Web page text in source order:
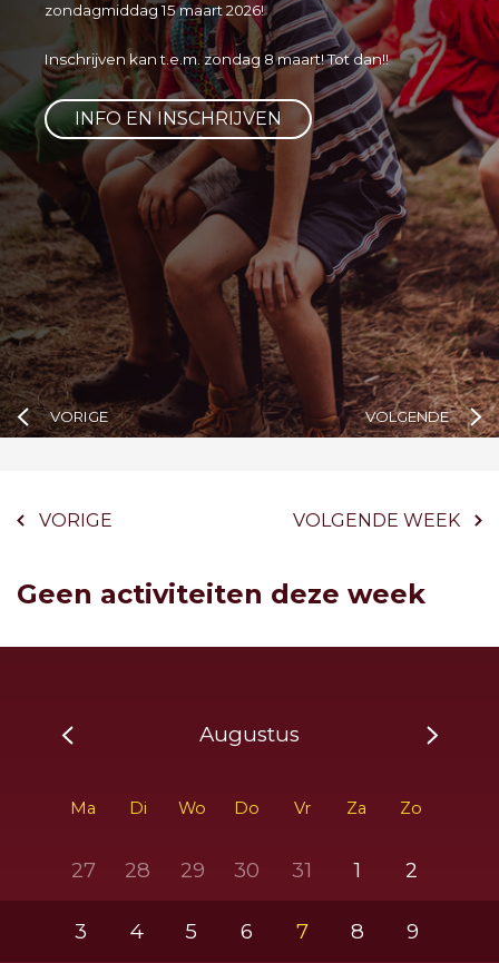
zondagmiddag 15 maart 2026!
Inschrijven kan t.e.m. zondag 8 maart! Tot dan!!
INFO EN INSCHRIJVEN
VORIGE VOLGENDE
VORIGE VOLGENDE WEEK
Geen activiteiten deze week
Augustus
Ma Di Wo Do Vr Za Zo
27 28 29 30 31 1 2
3 4 5 6 7 8 9